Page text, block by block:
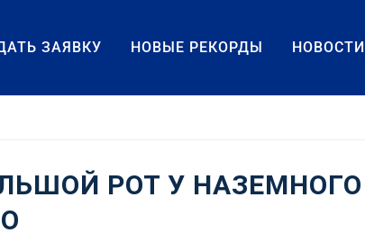
ЗАЯВКУ НОВЫЕ РЕКОРДЫ НОВОСТИ
РОТ У НАЗЕМНОГО